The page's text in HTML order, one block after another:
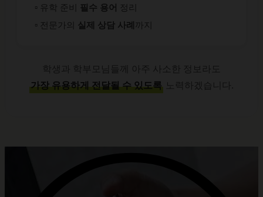
▫️ 유학 준비
필수 용어 정리
▫️ 전문가의
실제 상담 사례 까지
학생과 학부모님들께 아주 사소한 정보라도
가장 유용하게 전달될 수 있도록 노력하겠습니다.